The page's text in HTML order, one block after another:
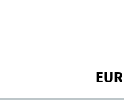
EUR